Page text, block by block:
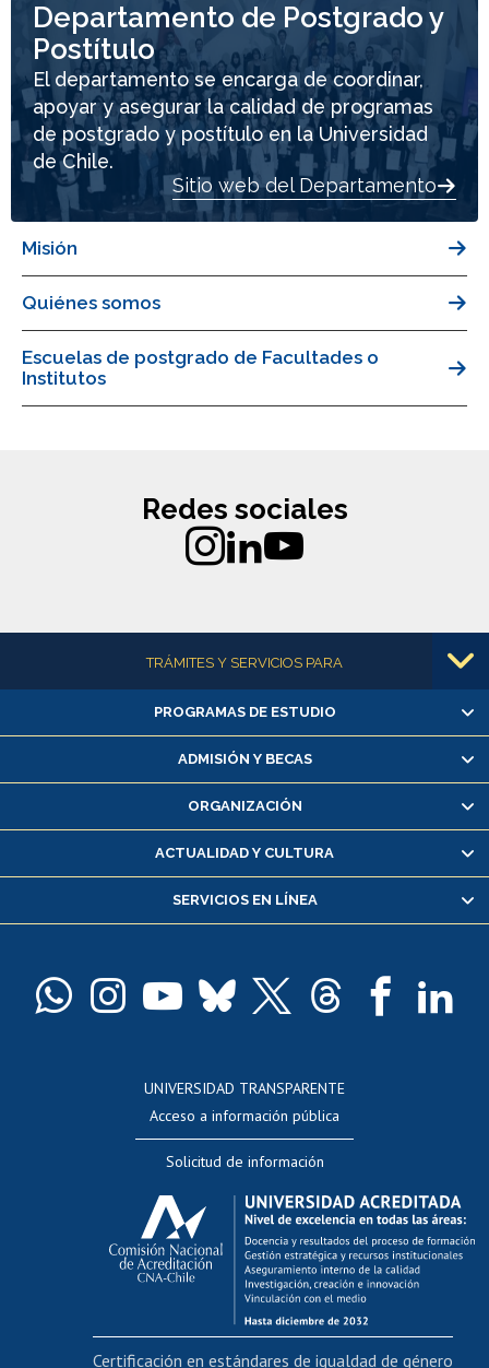
Departamento de Postgrado y
Postítulo
El departamento se encarga de coordinar,
apoyar y asegurar la calidad de programas
de postgrado y postítulo en la Universidad
de Chile.
Sitio web del Departamento
Misión
Quiénes somos
Escuelas de postgrado de Facultades o
Institutos
Redes sociales
Más informaciónTRÁMITES Y SERVICIOS PARA
Alumnas/os y exalumnas/os
Matrícula en línea
Inscripción y cambio de asignaturas
Consulta y certificado de notas
Servicio médico y dental
Pago de arancel y crédito alumnos
Docentes
Evaluación docente
Calificación académica
Postulación al AUCAI
Funcionarias/os
Cursos internos de capacitación
Bienestar del personal
Portal de movilidad interna
PROGRAMAS DE ESTUDIO
ADMISIÓN Y BECAS
ORGANIZACIÓN
ACTUALIDAD Y CULTURA
SERVICIOS EN LÍNEA
UNIVERSIDAD TRANSPARENTE
Acceso a información pública
Solicitud de información
Certificación en estándares de igualdad de género